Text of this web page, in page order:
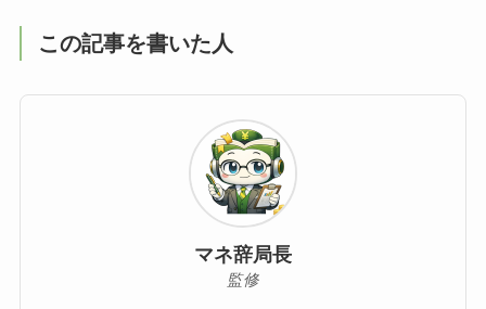
この記事を書いた人
マネ辞局長
監修